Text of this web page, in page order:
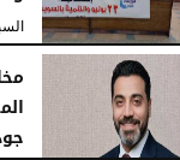
السبت،